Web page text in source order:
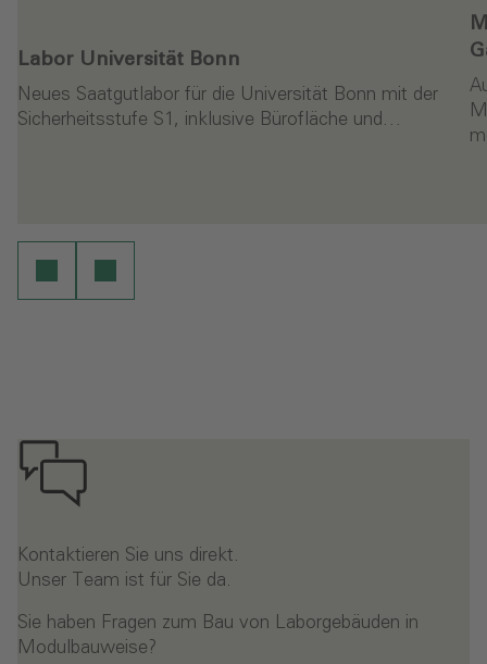
Labor Universität Bonn
Neues Saatgutlabor für die Universität Bonn mit der
Sicherheitsstufe S1, inklusive Bürofläche und…
Kontaktieren Sie uns direkt.
Unser Team ist für Sie da.
Sie haben Fragen zum Bau von Laborgebäuden in
Modulbauweise?